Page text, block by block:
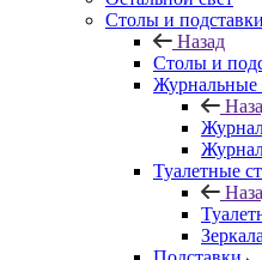
Столы и подставки
Назад
Столы и
Журнальные
Туалетные
Зеркала